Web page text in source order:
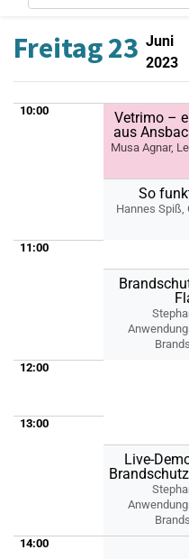
Freitag 23 Juni
2023
10:00
Vetrimo –
aus
Musa Agnar,
So
Hannes Spiß,
11:00
12:00
13:00
Live-
14:00